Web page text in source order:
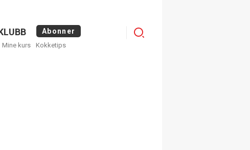
Abonner
Mine kurs Kokketips
Menu